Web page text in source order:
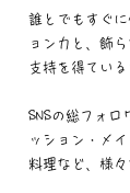
誰とでもすぐ
ョン力と、飾
支持を得てい
SNSの総フォロ
ッション・メ
料理など、様々